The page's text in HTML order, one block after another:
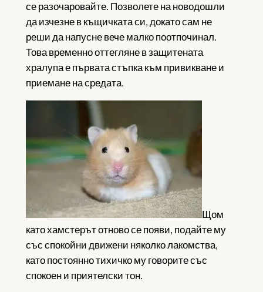
се разочаровайте. Позволете на новодошли
да изчезне в къщичката си, докато сам не
реши да напусне вече малко поотпочинал.
Това временно оттегляне в защитената
хралупа е първата стъпка към привикване и
приемане на средата.
Щом
като хамстерът отново се появи, подайте му
със спокойни движени няколко лакомства,
като постоянно тихичко му говорите със
спокоен и приятелски тон.